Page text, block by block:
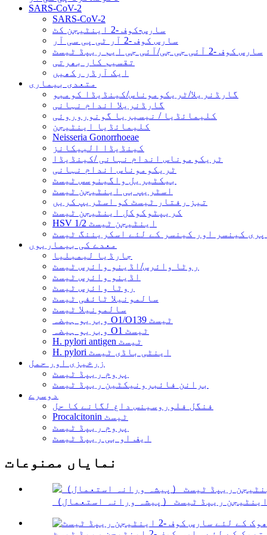
SARS-CoV-2
SARS-CoV-2
سارس-کوف -2 اینٹیجن کٹ
سارس کوف -2 آر ٹی پی سی آر
سارس کوف -2 آئی جی جی/آئی جی ایم ریپڈ ٹیسٹ
تقسیم کار بھرتی
ایک آرڈر رکھیں
متعدی بیماری
گارڈنریلا/ٹریکوموناس/کینڈیڈا کومبو
گارڈنریلا اندام نہانی
کلیمائڈیا / نیسیریا گونوروروئی
کلیمائڈیا اینٹیجن
Neisseria Gonorrhoeae
کینڈیڈا البیکانز
ٹریکوموناس اندام نہانی /کینڈیڈا
ٹریکوموناس اندام نہانی
بیکٹیریل واگینوسس ٹیسٹ
اسٹریپ بی اینٹیجن ٹیسٹ
تیز رفتار ٹیسٹ کو اسٹریپ کریں
کریپٹوکوکل اینٹیجن ٹیسٹ
HSV 1/2 اینٹیجن ٹیسٹ
کینسر اور کینسر کے لئے اسکریننگ ٹیسٹ
معدے کی بیماریوں
جارڈیا لیمبلیا
روٹا وائرس/اڈینو وائرس ٹیسٹ
اڈینو وائرس ٹیسٹ
روٹا وائرس ٹیسٹ
سالمونیلا ٹائفی ٹیسٹ
سالمونیلا ٹیسٹ
وبریو ہیضہ O1/O139 ٹیسٹ
وبریو ہیضہ O1 ٹیسٹ
H. pylori antigen ٹیسٹ
H. pylori اینٹی باڈی ٹیسٹ
زرخیزی اور حمل
پروم ریپڈ ٹیسٹ
برانن فائبرونیکٹین ریپڈ ٹیسٹ
دوسرے
فنگل فلوروسینس داغ لگانے کا حل
Procalcitonin ٹیسٹ
پروم ریپڈ ٹیسٹ
ایف او بی ریپڈ ٹیسٹ
نمایاں مصنوعات